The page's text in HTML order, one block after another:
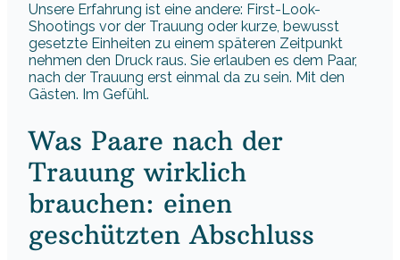
Unsere Erfahrung ist eine andere: First-Look-
Shootings vor der Trauung oder kurze, bewusst
gesetzte Einheiten zu einem späteren Zeitpunkt
nehmen den Druck raus. Sie erlauben es dem Paar,
nach der Trauung erst einmal da zu sein. Mit den
Gästen. Im Gefühl.
Was Paare nach der
Trauung wirklich
brauchen: einen
geschützten Abschluss